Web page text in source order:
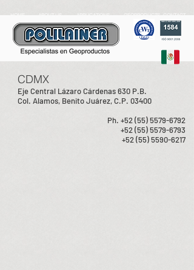
CDMX
Eje Central Lázaro Cárdenas 630 P.B.
Col. Alamos, Benito Juárez, C.P. 03400
Ph. +52 (55) 5579-6792
+52 (55) 5579-6793
+52 (55) 5590-6217
GEOPRODUCTS
HOME ABOUT US APPLICATIONS CONTACT